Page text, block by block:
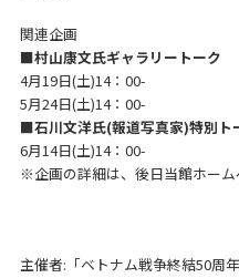
関連企画
■村山康文氏ギャラリートーク
4月19日(土)14：00-
5月24日(土)14：00-
■石川文洋氏(報道写真家)特別ト
6月14日(土)14：00-
※企画の詳細は、後日当館ホーム
主催者:「ベトナム戦争終結50周